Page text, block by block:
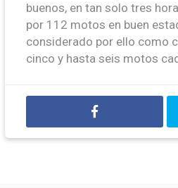
buenos, en tan solo tres
por 112 motos en buen
considerado por ello como
cinco y hasta seis motos